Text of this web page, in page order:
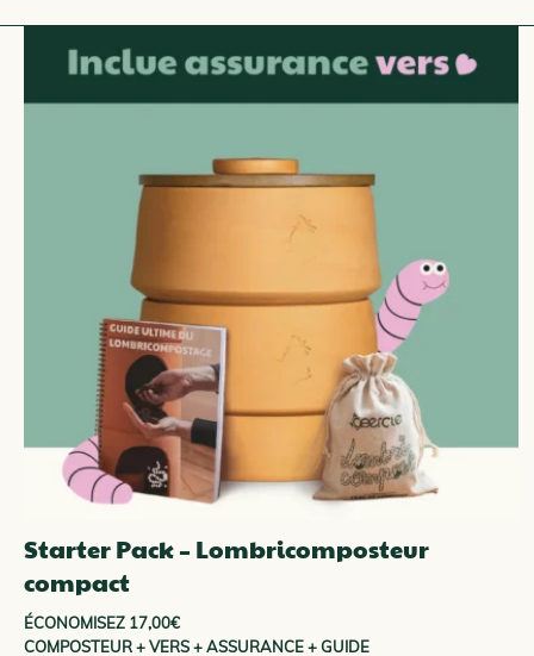
Starter Pack – Lombricomposteur
compact
ÉCONOMISEZ 17,00€
COMPOSTEUR + VERS + ASSURANCE + GUIDE